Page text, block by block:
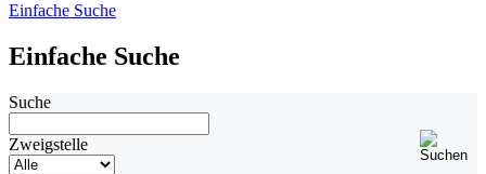
Einfache Suche
Einfache Suche
Suche
Zweigstelle